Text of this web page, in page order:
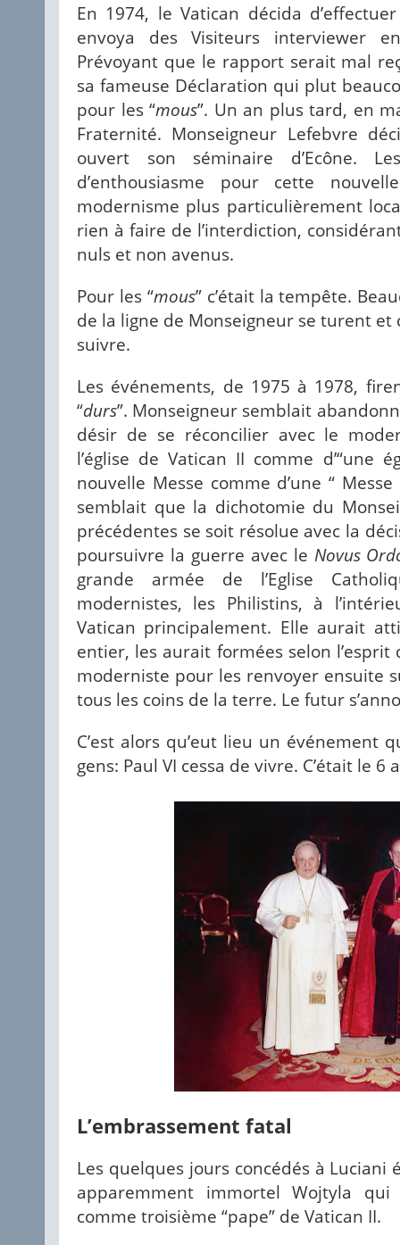
En 1974, le Vatican décida
envoya des Visiteurs interviewer
Prévoyant que le rapport serait mal
sa fameuse Déclaration qui plut
pour les “mous”. Un an plus tard, en
Fraternité. Monseigneur Lefebvre
ouvert son séminaire d’Ecône.
d’enthousiasme pour cette
modernisme plus particulièrement
rien à faire de l’interdiction,
nuls et non avenus.
Pour les “mous” c’était la tempête.
de la ligne de Monseigneur se turent
suivre.
Les événements, de 1975 à 1978,
“durs”. Monseigneur semblait
désir de se réconcilier avec le
l’église de Vatican II comme d’“une
nouvelle Messe comme d’une “
semblait que la dichotomie du
précédentes se soit résolue avec la
poursuivre la guerre avec le Novus
grande armée de l’Eglise
modernistes, les Philistins, à
Vatican principalement. Elle aurait
entier, les aurait formées selon l’esprit
moderniste pour les renvoyer ensuite
tous les coins de la terre. Le futur
C’est alors qu’eut lieu un événement
gens: Paul VI cessa de vivre. C’était le 6
L’embrassement fatal
Les quelques jours concédés à Luciani
apparemment immortel Wojtyla
comme troisième “pape” de Vatican II.